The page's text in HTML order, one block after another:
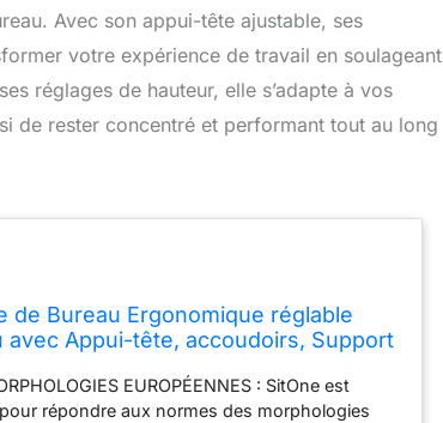
Avec son appui-tête ajustable, ses
votre expérience de travail en soulageant
réglages de hauteur, elle s’adapte à vos
de rester concentré et performant tout au long
de Bureau Ergonomique réglable
avec Appui-tête, accoudoirs, Support
EUROPÉENNES : SitOne est
répondre aux normes des morphologies